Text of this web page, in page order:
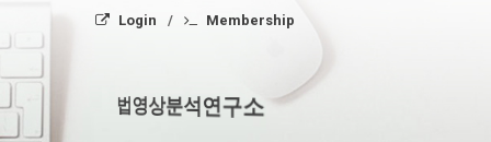
Login Membership
법영상분석연구소